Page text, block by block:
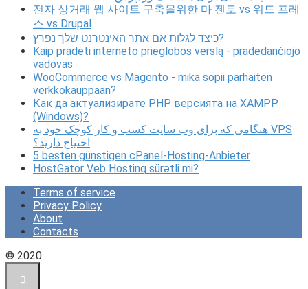
전자 상거래 웹 사이트 구축을위한 마 젠토 vs 워드 프레
스 vs Drupal
כיצד לגלות אם אתר האינטרנט שלך נפרץ?
Kaip pradėti interneto prieglobos verslą - pradedančiojo
vadovas
WooCommerce vs Magento - mikä sopii parhaiten
verkkokauppaan?
Как да актуализирате PHP версията на XAMPP
(Windows)?
هنگامی که برای وب سایت کسب و کار کوچک خود به VPS
احتیاج دارید؟
5 besten günstigen cPanel-Hosting-Anbieter
HostGator Veb Hostinq sürətli mi?
Terms of service
Privacy Policy
About
Contacts
© 2020